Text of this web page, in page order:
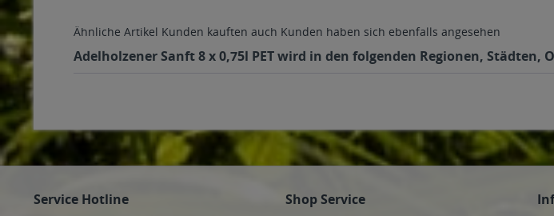
Ähnliche Artikel Kunden kauften auch Kunden haben sich ebenfalls angesehen
Adelholzener Sanft 8 x 0,75l PET wird in den folgenden Regionen,
Service Hotline Shop Service